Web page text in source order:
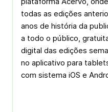
todas as edições
anos de história da
a todo o público,
digital das edições
no aplicativo para
com sistema iOS e